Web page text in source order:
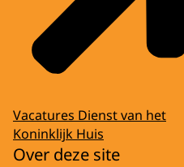
Vacatures Dienst van het
Koninklijk Huis
Over deze site